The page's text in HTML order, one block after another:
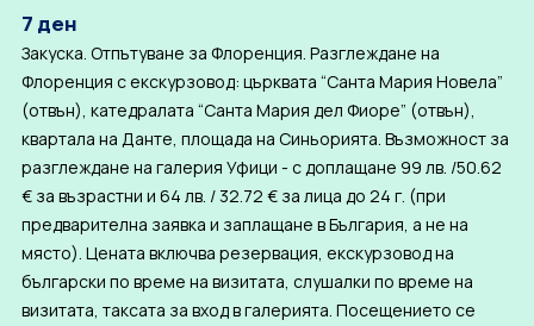
7 ден
Закуска. Отпътуване за Флоренция. Разглеждане на
Флоренция с екскурзовод: църквата “Санта Мария Новела”
(отвън), катедралата “Санта Мария дел Фиорe” (отвън),
квартала на Данте, площада на Синьорията. Възможност за
разглеждане на галерия Уфици - с доплащане 99 лв. /50.62
€ за възрастни и 64 лв. / 32.72 € за лица до 24 г. (при
предварителна заявка и заплащане в България, а не на
място). Цената включва резервация, екскурзовод на
български по време на визитата, слушалки по време на
визитата, таксата за вход в галерията. Посещението се